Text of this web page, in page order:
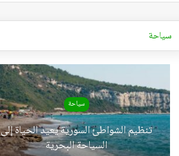
سياحة
سياحة
تنظيم الشواطئ السورية يعيد الحياة إلى
السياحة البحرية